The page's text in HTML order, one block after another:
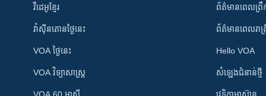
វីដេអូ​ខ្មែរ
វ៉ាស៊ីនតោន​ថ្ងៃ​នេះ
VOA ថ្ងៃនេះ
VOA ​វិទ្យាសាស្ត្រ
ព័ត៌មាន​ពេល​ព្រឹ
ព័ត៌មាន​​ពេល​រាត្
Hello VOA
សំឡេង​ជំនាន់​ថ្មី